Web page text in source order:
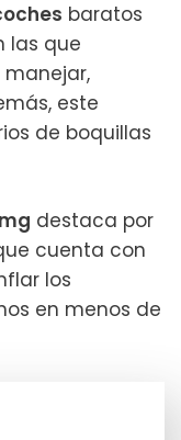
baratos
las que
este
de boquillas
destaca por
cuenta con
los
en menos de